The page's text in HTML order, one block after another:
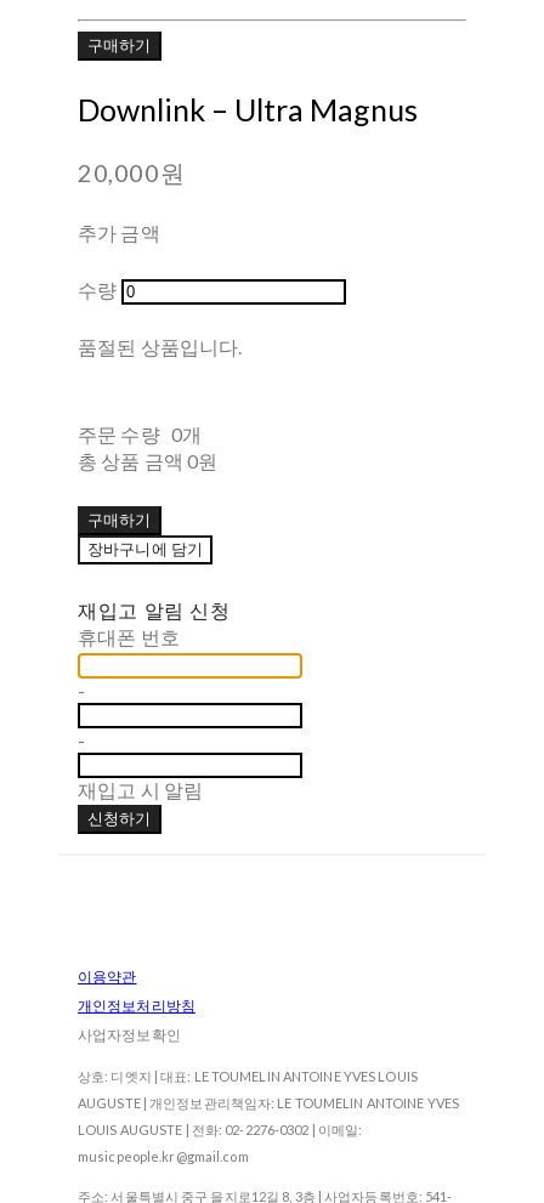
구매하기
Downlink ‎– Ultra Magnus
20,000원
추가 금액
수량
품절된 상품입니다.
주문 수량 0개
총 상품 금액 0원
구매하기
장바구니에 담기
재입고 알림 신청
휴대폰 번호
-
-
재입고 시 알림
신청하기
이용약관
개인정보처리방침
사업자정보확인
상호: 디엣지 | 대표: LE TOUMELIN ANTOINE YVES LOUIS
AUGUSTE | 개인정보관리책임자: LE TOUMELIN ANTOINE YVES
LOUIS AUGUSTE | 전화: 02-2276-0302 | 이메일:
musicpeople.kr@gmail.com
주소: 서울특별시 중구 을지로12길 8, 3층 | 사업자등록번호: 541-